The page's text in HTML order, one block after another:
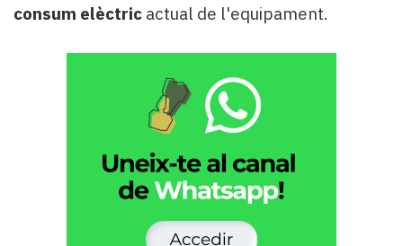
consum elèctric actual de l'equipament.